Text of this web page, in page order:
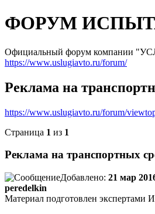
ФОРУМ
Официальный форум компании
https://www.uslugiavto.ru/forum/
Реклама на
https://www.uslugiavto.ru/forum/
Страница 1 из 1
Реклама на транспортных
Добавлено: 21 мар
peredelkin
Материал подготовлен экспертами